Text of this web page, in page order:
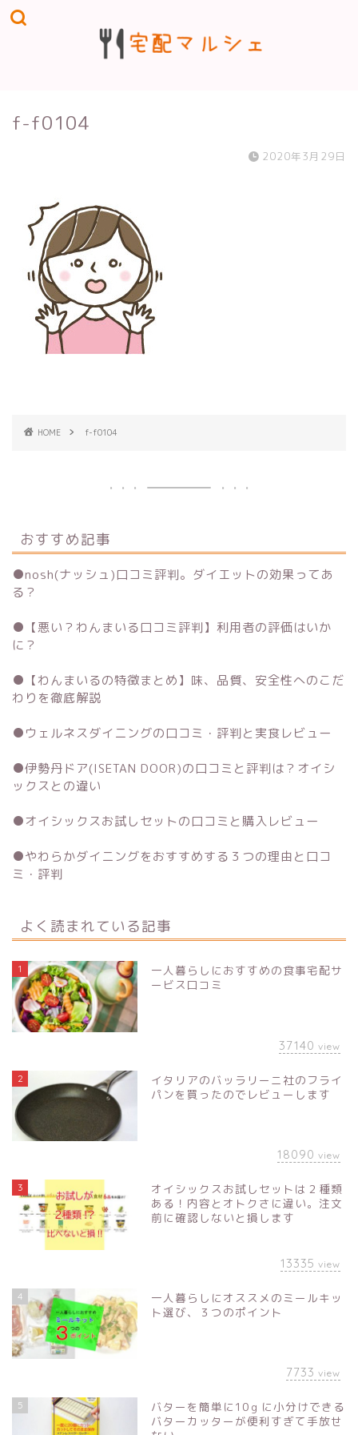
f-f0104
2020年3月29日
HOME f-f0104
おすすめ記事
●nosh(ナッシュ)口コミ評判。ダイエットの効果ってあ
る？
● 【悪い？わんまいる口コミ評判】利用者の評価はいか
に？
● 【わんまいるの特徴まとめ】味、品質、安全性へのこだ
わりを徹底解説
●ウェルネスダイニングの口コミ・評判と実食レビュー
●伊勢丹ドア(ISETAN DOOR)の口コミと評判は？オイシ
ックスとの違い
●オイシックスお試しセットの口コミと購入レビュー
●やわらかダイニングをおすすめする３つの理由と口コ
ミ・評判
よく読まれている記事
1
一人暮らしにおすすめの食事宅配サ
ービス口コミ
37140 view
2
イタリアのバッラリーニ社のフライ
パンを買ったのでレビューします
18090 view
3
オイシックスお試しセットは２種類
ある！内容とオトクさに違い。注文
前に確認しないと損します
13335 view
4
一人暮らしにオススメのミールキッ
ト選び、３つのポイント
7733 view
5
バターを簡単に10ｇに小分けできる
バターカッターが便利すぎて手放せ